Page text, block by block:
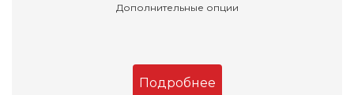
Дополнительные опции
Подробнее